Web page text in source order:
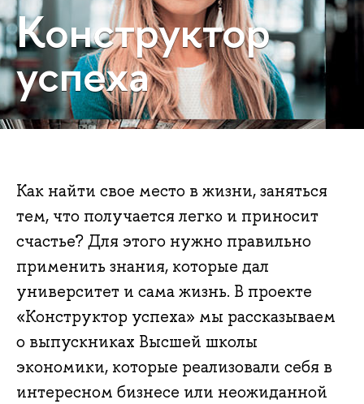
Конструктор
успеха
Как найти свое место в жизни, заняться
тем, что получается легко и приносит
счастье? Для этого нужно правильно
применить знания, которые дал
университет и сама жизнь. В проекте
«Конструктор успеха» мы рассказываем
о выпускниках Высшей школы
экономики, которые реализовали себя в
интересном бизнесе или неожиданной